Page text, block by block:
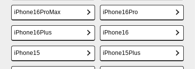
iPhone16ProMax iPhone16Pro
iPhone16Plus iPhone16
iPhone15 iPhone15Plus